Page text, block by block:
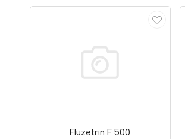
Fluzetrin F 500